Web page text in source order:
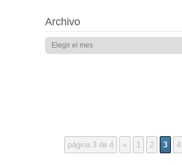
Archivo
página 3 de 4 « 1 2 3 4